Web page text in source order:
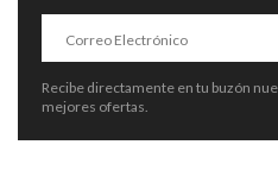
Recibe directamente en tu buzón
mejores ofertas.